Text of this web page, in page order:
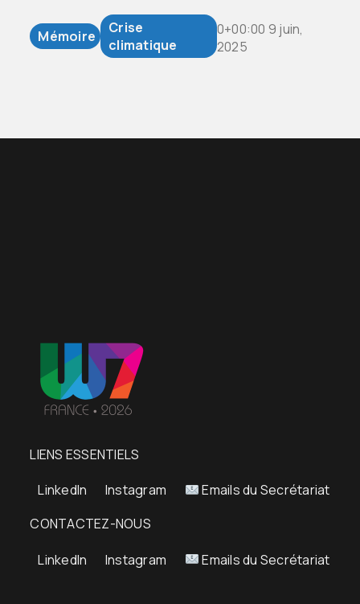
Mémoire
Crise
climatique
0+00:00 9 juin,
2025
LIENS ESSENTIELS
LinkedIn Instagram
Emails du Secrétariat
CONTACTEZ-NOUS
LinkedIn Instagram Emails du Secrétariat